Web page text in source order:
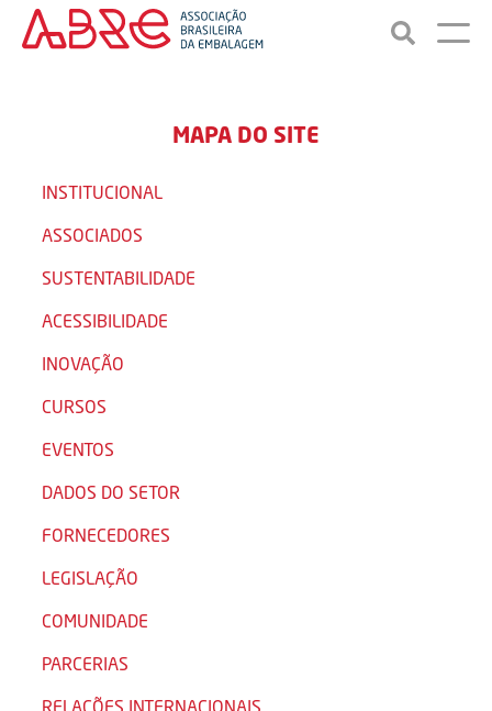
MAPA DO SITE
INSTITUCIONAL
ASSOCIADOS
SUSTENTABILIDADE
ACESSIBILIDADE
INOVAÇÃO
CURSOS
EVENTOS
DADOS DO SETOR
FORNECEDORES
LEGISLAÇÃO
COMUNIDADE
PARCERIAS
RELAÇÕES INTERNACIONAIS